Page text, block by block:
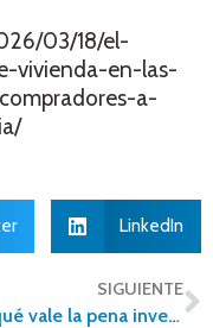
03/18/el-
vivienda-en-las-
a-
LinkedIn
SIGUIENTE
¿Por qué vale la pena invertir en una franquicia Alfa en 2026?